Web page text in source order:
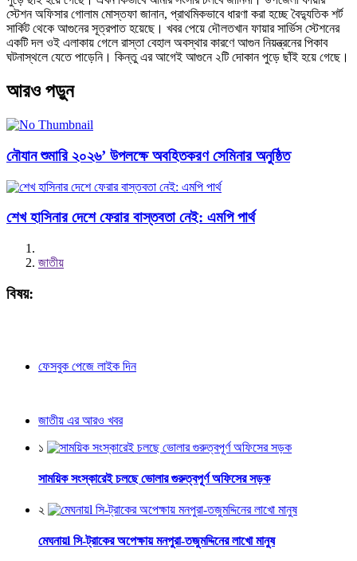
স্টেশন অফিসার গোলাম মোস্তফা জানান, প্রাথমিকভাবে ধারণা করা হচ্ছে বৈদ্যুতিক শর্ট
সার্কিট থেকে আগুনের সূত্রপাত হয়েছে। খবর পেয়ে দৌলতখান ফায়ার সার্ভিস স্টেশনের
একটি দল ওই এলাকায় গেলে রাস্তা বেহাল অবস্থার কারণে আগুন নিয়ন্ত্রনের পিকাব
ঘটনাস্থলে যেতে পাড়েনি। কিন্তু এর আগেই আগুনে ২টি দোকান পুড়ে ছাঁই হয়ে গেছে।
আরও পড়ুন
নৌযান শুমারি ২০২৬’ উপলক্ষে অবহিতকরণ সেমিনার অনুষ্ঠিত
শেখ হাসিনার দেশে ফেরার বাস্তবতা নেই: এমপি পার্থ
জাতীয়
বিষয়:
ফেসবুক পেজে লাইক দিন
জাতীয় এর আরও খবর
১
সাময়িক সংস্কারেই চলছে ভোলার গুরুত্বপূর্ণ অফিসের সড়ক
২
মেঘনায়l সি-ট্রাকের অপেক্ষায় মনপুরা-তজুমদ্দিনের লাখো মানুষ